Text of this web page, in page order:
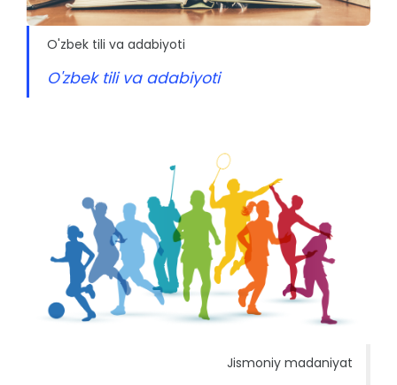
O'zbek tili va adabiyoti
O'zbek tili va adabiyoti
Jismoniy madaniyat